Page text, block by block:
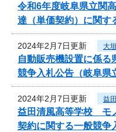
令和6年度岐阜県立関
達（単価契約）に関す
2024年2月7日更新 大
自動販売機設置に係る
競争入札公告（岐阜県
2024年2月7日更新 益
益田清風高等学校 モ
契約に関する一般競争